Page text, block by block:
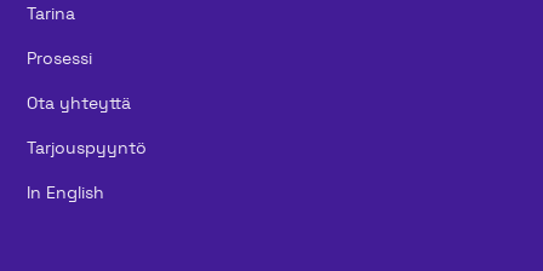
Tarina
Prosessi
Ota yhteyttä
Tarjouspyyntö
In English